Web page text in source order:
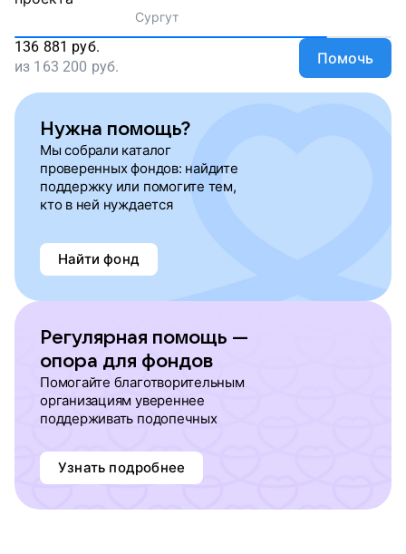
Сургут
136 881 руб.
из 163 200 руб. Помочь
Нужна помощь?
Мы собрали каталог
проверенных фондов: найдите
поддержку или помогите тем,
кто в ней нуждается
Найти фонд
Регулярная помощь —
опора для фондов
Помогайте благотворительным
организациям увереннее
поддерживать подопечных
Узнать подробнее